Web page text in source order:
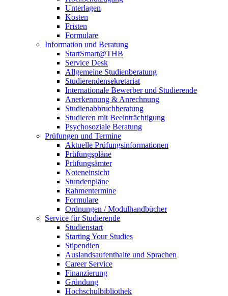
Unterlagen
Kosten
Fristen
Formulare
Information und Beratung
StartSmart@THB
Service Desk
Allgemeine Studienberatung
Studierendensekretariat
Internationale Bewerber und Studierende
Anerkennung & Anrechnung
Studienabbruchberatung
Studieren mit Beeinträchtigung
Psychosoziale Beratung
Prüfungen und Termine
Aktuelle Prüfungsinformationen
Prüfungspläne
Prüfungsämter
Noteneinsicht
Stundenpläne
Rahmentermine
Formulare
Ordnungen / Modulhandbücher
Service für Studierende
Studienstart
Starting Your Studies
Stipendien
Auslandsaufenthalte und Sprachen
Career Service
Finanzierung
Gründung
Hochschulbibliothek